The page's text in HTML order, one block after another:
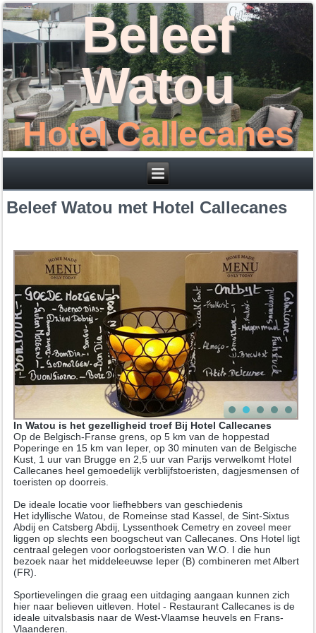
Beleef
Watou
Hotel Callecanes
Beleef Watou met Hotel Callecanes
In Watou is het gezelligheid troef Bij Hotel Callecanes
Op de Belgisch-Franse grens, op 5 km van de hoppestad
Poperinge en 15 km van Ieper, op 30 minuten van de Belgische
Kust, 1 uur van Brugge en 2,5 uur van Parijs verwelkomt Hotel
Callecanes heel gemoedelijk verblijfstoeristen, dagjesmensen of
toeristen op doorreis.
De ideale locatie voor liefhebbers van geschiedenis
Het idyllische Watou, de Romeinse stad Kassel, de Sint-Sixtus
Abdij en Catsberg Abdij, Lyssenthoek Cemetry en zoveel meer
liggen op slechts een boogscheut van Callecanes. Ons Hotel ligt
centraal gelegen voor oorlogstoeristen van W.O. I die hun
bezoek naar het middeleeuwse Ieper (B) combineren met Albert
(FR).
Sportievelingen die graag een uitdaging aangaan kunnen zich
hier naar believen uitleven. Hotel - Restaurant Callecanes is de
ideale uitvalsbasis naar de West-Vlaamse heuvels en Frans-
Vlaanderen.